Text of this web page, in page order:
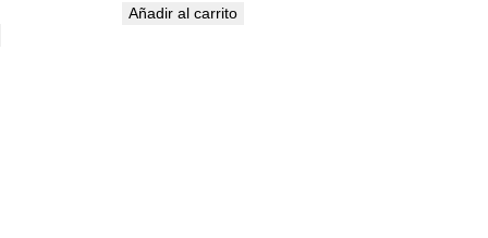
Añadir al carrito